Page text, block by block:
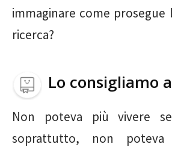
immaginare come prosegue
ricerca?
Lo consigliamo
Non poteva più vivere
soprattutto, non poteva